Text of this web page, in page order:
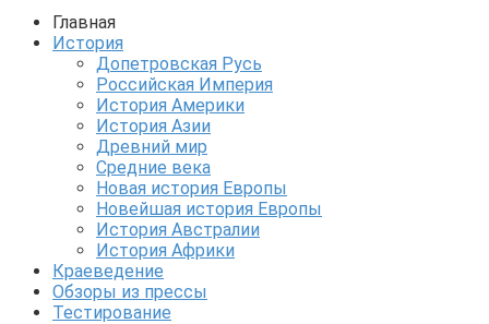
Главная
История
Допетровская Русь
Российская Империя
История Америки
История Азии
Древний мир
Средние века
Новая история Европы
Новейшая история Европы
История Австралии
История Африки
Краеведение
Обзоры из прессы
Тестирование